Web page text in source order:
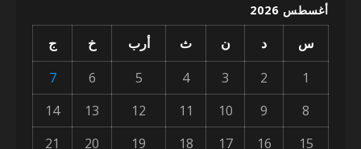
أغسطس 2026
س د ن ث أرب خ
ج
1
2
3
4
5
6
7
8
9
10
11
12
13
14
15
16
17
18
19
20
21